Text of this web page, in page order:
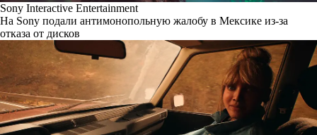
Sony Interactive Entertainment
На Sony подали антимонопольную жалобу в Мексике из-за
отказа от дисков